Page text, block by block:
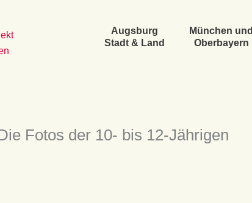
Augsburg
Stadt & Land
München und
Oberbayern
Fotos der 10- bis 12-Jährigen